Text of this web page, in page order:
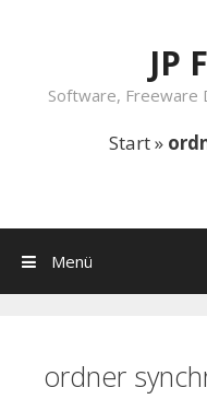
JP
Software, Freeware
Start»
Menü
ordner